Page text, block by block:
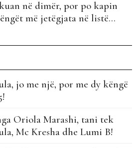
në dimër, por po kapin
më jetëgjata në listë...
jo me një, por me dy këngë
Oriola Marashi, tani tek
Mc Kresha dhe Lumi B!